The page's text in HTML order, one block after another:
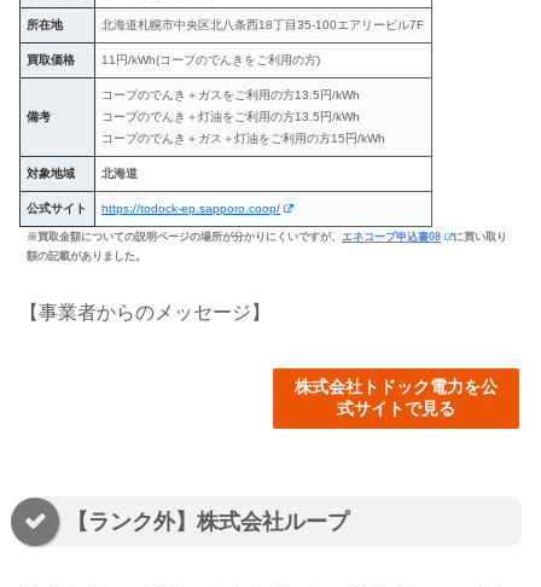
所在地 北海道札幌市中央区北八条西18丁目35-100エアリービル7F
買取価格 11円/kWh(コープのでんきをご利用の方)
備考
コープのでんき＋ガスをご利用の方13.5円/kWh
コープのでんき＋灯油をご利用の方13.5円/kWh
コープのでんき＋ガス＋灯油をご利用の方15円/kWh
対象地域 北海道
公式サイト https://todock-ep.sapporo.coop/
※買取金額についての説明ページの場所が分かりにくいですが、 エネコープ申込書08
に買い取り
額の記載がありました。
【事業者からのメッセージ】
株式会社トドック電力を公
式サイトで見る
【ランク外】株式会社ループ